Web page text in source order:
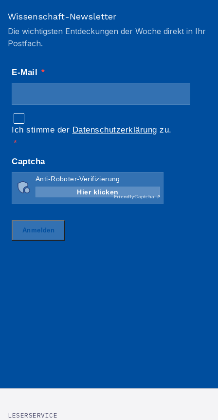
Wissenschaft-Newsletter
Die wichtigsten Entdeckungen der Woche direkt in Ihr
Postfach.
LESERSERVICE